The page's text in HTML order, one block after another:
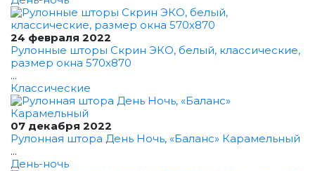
24 февраля 2022
Рулонные шторы Скрин ЭКО, белый, классические,
размер окна 570x870
...
Классические
07 декабря 2022
Рулонная штора День Ночь, «Баланс» Карамельный
...
День-ночь